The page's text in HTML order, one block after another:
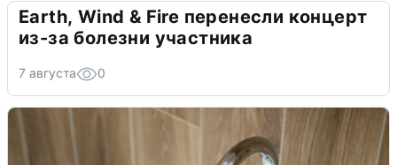
Earth, Wind & Fire перенесли концерт
из-за болезни участника
7 августа 0